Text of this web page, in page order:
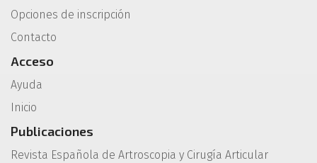
Opciones de inscripción
Contacto
Acceso
Ayuda
Inicio
Publicaciones
Revista Española de Artroscopia y Cirugía Articular